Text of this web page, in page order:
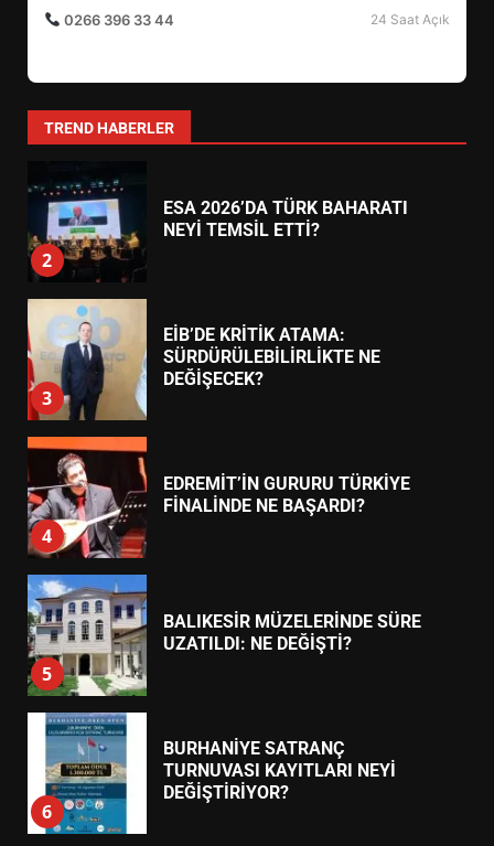
0266 396 33 44
24 Saat Açık
TREND HABERLER
1
HAREKETE GEÇİYOR: GÖZLER
2
ESA 2026’DA TÜRK BAHARATI
NEYİ TEMSİL ETTİ?
3
EİB’DE KRİTİK ATAMA:
SÜRDÜRÜLEBİLİRLİKTE NE
DEĞİŞECEK?
4
EDREMİT’İN GURURU TÜRKİYE
FİNALİNDE NE BAŞARDI?
5
BALIKESİR MÜZELERİNDE SÜRE
UZATILDI: NE DEĞİŞTİ?
6
BURHANİYE SATRANÇ
TURNUVASI KAYITLARI NEYİ
DEĞİŞTİRİYOR?